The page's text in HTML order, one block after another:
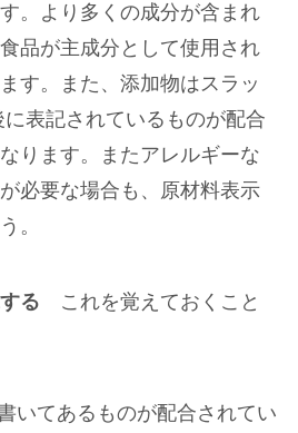
。より多くの成分が含まれ
品が主成分として使用され
す。また、添加物はスラッ
表記されているものが配合
ります。またアレルギーな
必要な場合も、原材料表示
。
る これを覚えておくこと
いてあるものが配合されてい